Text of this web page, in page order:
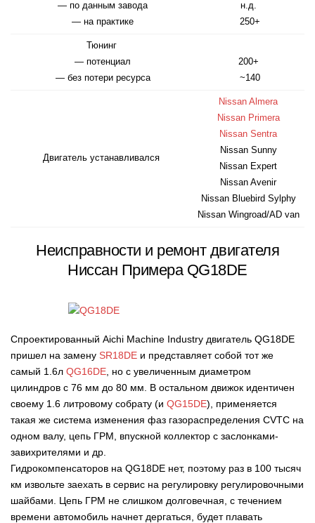
— по данным завода
— на практике
н.д.
250+
Тюнинг
— потенциал
— без потери ресурса
200+
~140
Двигатель устанавливался
Nissan Almera
Nissan Primera
Nissan Sentra
Nissan Sunny
Nissan Expert
Nissan Avenir
Nissan Bluebird Sylphy
Nissan Wingroad/AD van
Неисправности и ремонт двигателя
Ниссан Примера QG18DE
Спроектированный Aichi Machine Industry двигатель QG18DE
пришел на замену SR18DE и представляет собой тот же
самый 1.6л QG16DE , но с увеличенным диаметром
цилиндров с 76 мм до 80 мм. В остальном движок идентичен
своему 1.6 литровому собрату (и QG15DE), применяется
такая же система изменения фаз газораспределения CVTC на
одном валу, цепь ГРМ, впускной коллектор с заслонками-
завихрителями и др.
Гидрокомпенсаторов на QG18DE нет, поэтому раз в 100 тысяч
км извольте заехать в сервис на регулировку регулировочными
шайбами. Цепь ГРМ не слишком долговечная, с течением
времени автомобиль начнет дергаться, будет плавать